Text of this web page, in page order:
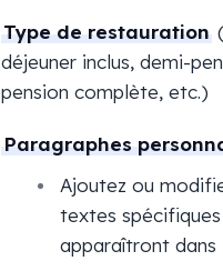
Type de restauration
déjeuner inclus, demi-
pension complète, etc.)
Paragraphes
Ajoutez ou
textes spécifiques
apparaîtront dans